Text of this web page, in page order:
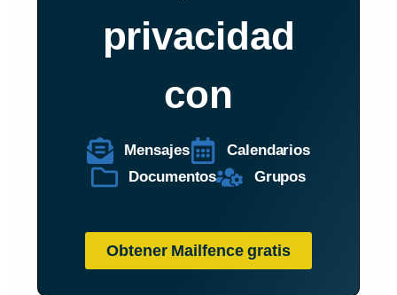
privacidad
con
Mensajes
Calendarios
Documentos
Grupos
Obtener Mailfence gratis